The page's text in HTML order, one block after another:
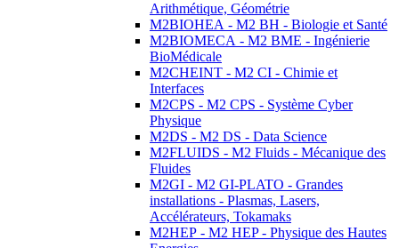
Arithmétique, Géométrie
M2BIOHEA - M2 BH - Biologie et Santé
M2BIOMECA - M2 BME - Ingénierie
BioMédicale
M2CHEINT - M2 CI - Chimie et
Interfaces
M2CPS - M2 CPS - Système Cyber
Physique
M2DS - M2 DS - Data Science
M2FLUIDS - M2 Fluids - Mécanique des
Fluides
M2GI - M2 GI-PLATO - Grandes
installations - Plasmas, Lasers,
Accélérateurs, Tokamaks
M2HEP - M2 HEP - Physique des Hautes